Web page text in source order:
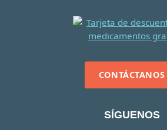
CONTÁCTANOS
SÍGUENOS